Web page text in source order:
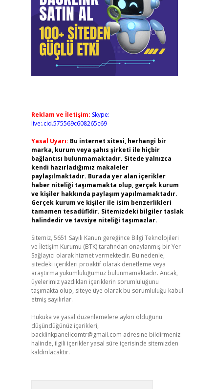
Reklam ve İletişim: Skype:
live:.cid.575569c608265c69
Yasal Uyarı: Bu internet sitesi, herhangi bir
marka, kurum veya şahıs şirketi ile hiçbir
bağlantısı bulunmamaktadır. Sitede yalnızca
kendi hazırladığımız makaleler
paylaşılmaktadır. Burada yer alan içerikler
haber niteliği taşımamakta olup, gerçek kurum
ve kişiler hakkında paylaşım yapılmamaktadır.
Gerçek kurum ve kişiler ile isim benzerlikleri
tamamen tesadüfidir. Sitemizdeki bilgiler taslak
halindedir ve tavsiye niteliği taşımazlar.
Sitemiz, 5651 Sayılı Kanun gereğince Bilgi Teknolojileri
ve İletişim Kurumu (BTK) tarafından onaylanmış bir Yer
Sağlayıcı olarak hizmet vermektedir. Bu nedenle,
sitedeki içerikleri proaktif olarak denetleme veya
araştırma yükümlülüğümüz bulunmamaktadır. Ancak,
üyelerimiz yazdıkları içeriklerin sorumluluğunu
taşımakta olup, siteye üye olarak bu sorumluluğu kabul
etmiş sayılırlar.
Hukuka ve yasal düzenlemelere aykırı olduğunu
düşündüğünüz içerikleri,
backlinkpanelicomtr@gmail.com adresine bildirmeniz
halinde, ilgili içerikler yasal süre içerisinde sitemizden
kaldırılacaktır.